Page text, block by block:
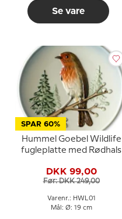
Se vare
SPAR 60%
Hummel Goebel Wildlife
fugleplatte med Rødhals
DKK 99,00
Før: DKK 249,00
Varenr.: HWL01
Mål: Ø: 19 cm